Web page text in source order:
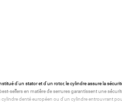
d'un stator et d'un rotor, le cylindre assure la
sellers en matière de serrures garantissent une
denté européen ou d'un cylindre entrouvrant